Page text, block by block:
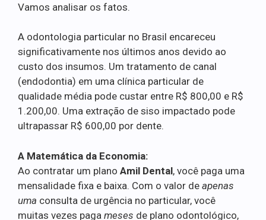
Vamos analisar os fatos.
A odontologia particular no Brasil encareceu
significativamente nos últimos anos devido ao
custo dos insumos. Um tratamento de canal
(endodontia) em uma clínica particular de
qualidade média pode custar entre R$ 800,00 e R$
1.200,00. Uma extração de siso impactado pode
ultrapassar R$ 600,00 por dente.
A Matemática da Economia:
Ao contratar um plano Amil Dental, você paga uma
mensalidade fixa e baixa. Com o valor de apenas
uma consulta de urgência no particular, você
muitas vezes paga meses de plano odontológico,